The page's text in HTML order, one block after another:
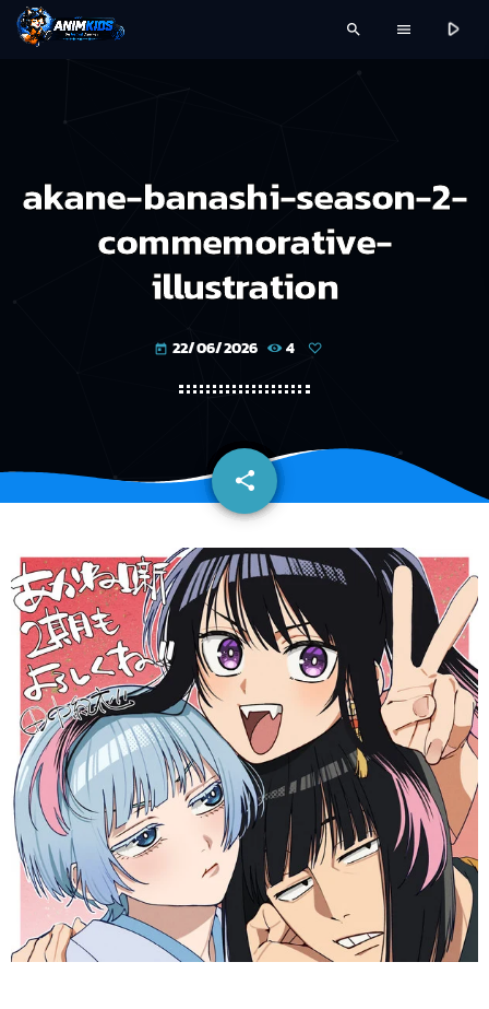
search menu play_arrow
akane-banashi-season-2-
commemorative-
illustration
today 22/06/2026 4
share
email